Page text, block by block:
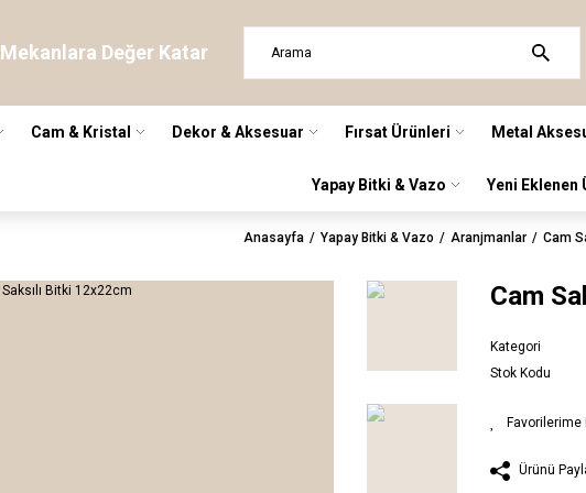
Mekanlara Değer Katar
Cam & Kristal Dekor & Aksesuar Fırsat Ürünleri Metal
Yapay Bitki & Vazo Yeni Eklenen
Anasayfa Yapay Bitki & Vazo Aranjmanlar Cam
Cam
Kategori
Stok Kodu
Ürünü